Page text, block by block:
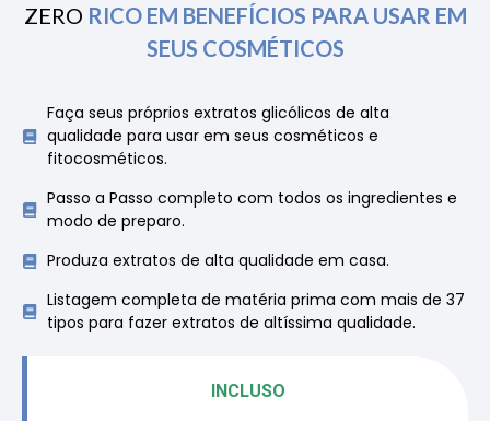
ZERO RICO EM BENEFÍCIOS PARA USAR EM
SEUS COSMÉTICOS
Faça seus próprios extratos glicólicos de alta
qualidade para usar em seus cosméticos e
fitocosméticos.
Passo a Passo completo com todos os ingredientes e
modo de preparo.
Produza extratos de alta qualidade em casa.
Listagem completa de matéria prima com mais de 37
tipos para fazer extratos de altíssima qualidade.
INCLUSO